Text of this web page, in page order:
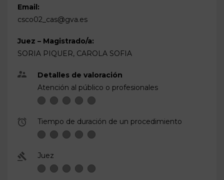
Email:
csco02_cas@gva.es
Juez – Magistrado/a:
SORIA PIQUER, CAROLA SOFIA
Detalles de valoración
Atención al público o profesionales
Tiempo de duración de un procedimiento
Juez